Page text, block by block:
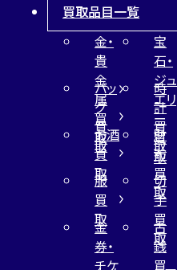
買取品目一覧
金・
貴
金
属
買
取
宝
石・
ジュ
エリ
ー
買
取
バッ
グ
買
取
時
計
買
取
お酒
買
取
財
布
買
取
服
買
取
切
手
買
取
金
券・
チケ
古
銭
買